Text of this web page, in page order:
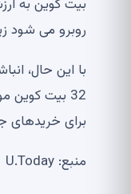
روبرو می شود زیرا
32 بیت کوین
برای خریدهای
منبع: U.Today